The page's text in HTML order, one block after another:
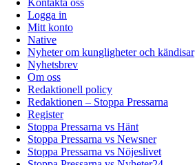
Kontakta oss
Logga in
Mitt konto
Native
Nyheter om kungligheter och kändisar
Nyhetsbrev
Om oss
Redaktionell policy
Redaktionen – Stoppa Pressarna
Register
Stoppa Pressarna vs Hänt
Stoppa Pressarna vs Newsner
Stoppa Pressarna vs Nöjeslivet